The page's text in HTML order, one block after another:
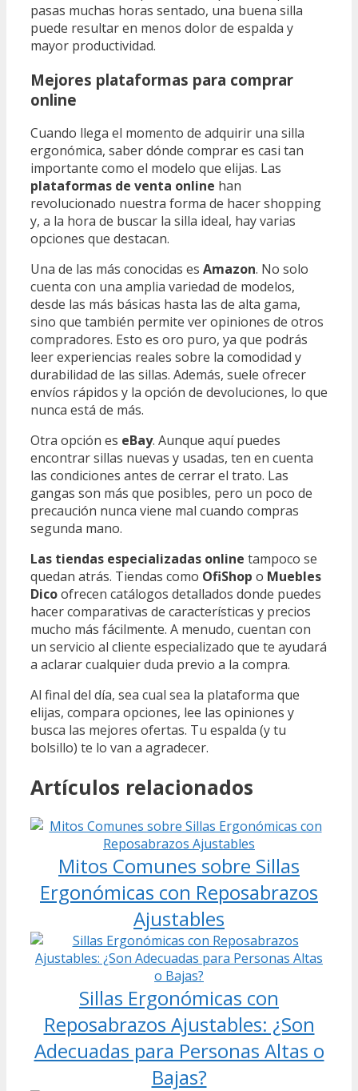
pasas muchas horas sentado, una buena silla
puede resultar en menos dolor de espalda y
mayor productividad.
Mejores plataformas para comprar
online
Cuando llega el momento de adquirir una silla
ergonómica, saber dónde comprar es casi tan
importante como el modelo que elijas. Las
plataformas de venta online han
revolucionado nuestra forma de hacer shopping
y, a la hora de buscar la silla ideal, hay varias
opciones que destacan.
Una de las más conocidas es Amazon. No solo
cuenta con una amplia variedad de modelos,
desde las más básicas hasta las de alta gama,
sino que también permite ver opiniones de otros
compradores. Esto es oro puro, ya que podrás
leer experiencias reales sobre la comodidad y
durabilidad de las sillas. Además, suele ofrecer
envíos rápidos y la opción de devoluciones, lo que
nunca está de más.
Otra opción es eBay. Aunque aquí puedes
encontrar sillas nuevas y usadas, ten en cuenta
las condiciones antes de cerrar el trato. Las
gangas son más que posibles, pero un poco de
precaución nunca viene mal cuando compras
segunda mano.
Las tiendas especializadas online tampoco se
quedan atrás. Tiendas como OfiShop o Muebles
Dicoofrecen catálogos detallados donde puedes
hacer comparativas de características y precios
mucho más fácilmente. A menudo, cuentan con
un servicio al cliente especializado que te ayudará
a aclarar cualquier duda previo a la compra.
Al final del día, sea cual sea la plataforma que
elijas, compara opciones, lee las opiniones y
busca las mejores ofertas. Tu espalda (y tu
bolsillo) te lo van a agradecer.
Artículos relacionados
Mitos Comunes sobre Sillas
Ergonómicas con Reposabrazos
Ajustables
Sillas Ergonómicas con
Reposabrazos Ajustables: ¿Son
Adecuadas para Personas Altas o
Bajas?